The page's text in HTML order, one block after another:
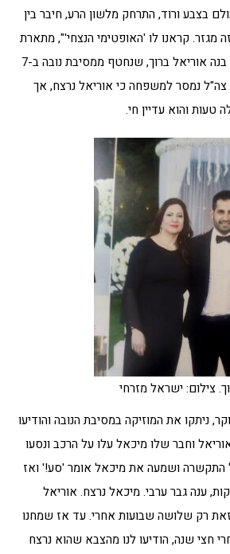
בצבע ורוד, התרחק מלשון הרע, חיבר בין
קראנו לו 'האופטימי הנצחי'", מתארת
נעמי ברוך מירושלים, את בנה אוריאל ברוך, שנחטף ממסיבת נובה ב-7
צה"ל נמסר למשפחה כי אוריאל נרצח, אך
טעות והוא עדיין חי.
צילום: ישראל מזרחי
6:30 בבוקר, ניתקו את המוזיקה במסיבת הנובה והודיעו
וחבר שלו מיכאל עלו על הרכב ונסעו
ושמעה את מיכאל אומר 'סע!' ואז
ענה גבר ערבי. מיכאל נרצח. אוריאל
זאת רק שלושה שבועות אחרי. עד אז שמחנו
חצי שנה, הודיעו לנו מהצבא שהוא נרצח